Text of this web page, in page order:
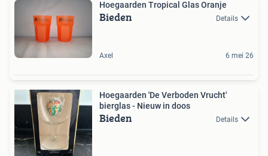
Hoegaarden Tropical Glas Oranje
Bieden Details
Axel 6 mei 26
Hoegaarden 'De Verboden Vrucht'
bierglas - Nieuw in doos
Bieden Details